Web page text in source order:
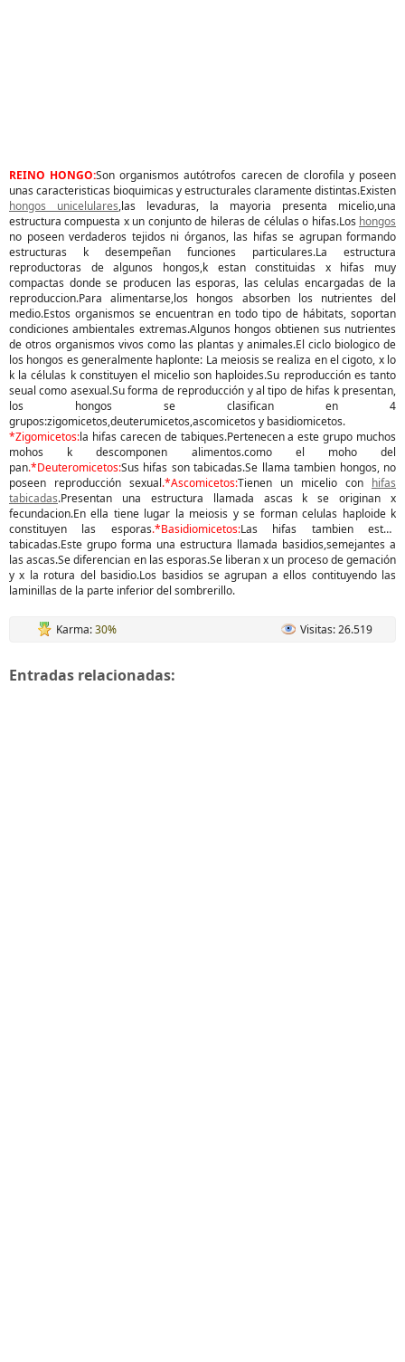
REINO HONGO:Son organismos autótrofos carecen de clorofila y poseen
unas caracteristicas bioquimicas y estructurales claramente distintas.Existen
hongos unicelulares,las levaduras, la mayoria presenta micelio,una
estructura compuesta x un conjunto de hileras de células o hifas.Los hongos
no poseen verdaderos tejidos ni órganos, las hifas se agrupan formando
estructuras k desempeñan funciones particulares.La estructura
reproductoras de algunos hongos,k estan constituidas x hifas muy
compactas donde se producen las esporas, las celulas encargadas de la
reproduccion.Para alimentarse,los hongos absorben los nutrientes del
medio.Estos organismos se encuentran en todo tipo de hábitats, soportan
condiciones ambientales extremas.Algunos hongos obtienen sus nutrientes
de otros organismos vivos como las plantas y animales.El ciclo biologico de
los hongos es generalmente haplonte: La meiosis se realiza en el cigoto, x lo
k la células k constituyen el micelio son haploides.Su reproducción es tanto
seual como asexual.Su forma de reproducción y al tipo de hifas k presentan,
los hongos se clasifican en 4
grupos:zigomicetos,deuterumicetos,ascomicetos y basidiomicetos.
*Zigomicetos:la hifas carecen de tabiques.Pertenecen a este grupo muchos
mohos k descomponen alimentos.como el moho del
pan.*Deuteromicetos:Sus hifas son tabicadas.Se llama tambien hongos, no
poseen reproducción sexual.*Ascomicetos:Tienen un micelio con hifas
tabicadas.Presentan una estructura llamada ascas k se originan x
fecundacion.En ella tiene lugar la meiosis y se forman celulas haploide k
constituyen las esporas.*Basidiomicetos:Las hifas tambien estan
tabicadas.Este grupo forma una estructura llamada basidios,semejantes a
las ascas.Se diferencian en las esporas.Se liberan x un proceso de gemación
y x la rotura del basidio.Los basidios se agrupan a ellos contituyendo las
laminillas de la parte inferior del sombrerillo.
Karma:30% Visitas: 26.519
Entradas relacionadas: